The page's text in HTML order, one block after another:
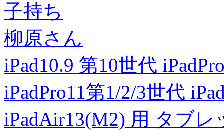
子持ち
柳原さん
iPad10.9 第10世代
iPadPro11第1/2/3世代
iPadAir13(M2) 用 タブ